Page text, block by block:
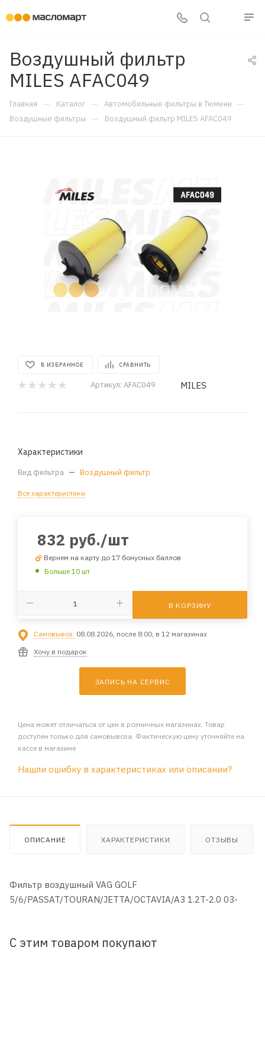
Воздушный фильтр
MILES AFAC049
Главная — Каталог — Автомобильные фильтры в Тюмени —
Воздушные фильтры — Воздушный фильтр MILES AFAC049
В ИЗБРАННОЕ СРАВНИТЬ
Артикул: AFAC049 MILES
Характеристики
Вид фильтра — Воздушный фильтр
Все характеристики
832 руб./шт
Вернем на карту до 17 бонусных баллов
Больше 10 шт
В КОРЗИНУ
Самовывоз: 08.08.2026, после 8:00, в 12 магазинах
Хочу в подарок
ЗАПИСЬ НА СЕРВИС
Цена может отличаться от цен в розничных магазинах. Товар
доступен только для самовывоза. Фактическую цену уточняйте на
кассе в магазине
Нашли ошибку в характеристиках или описании?
ОПИСАНИЕ ХАРАКТЕРИСТИКИ ОТЗЫВЫ
Фильтр воздушный VAG GOLF
5/6/PASSAT/TOURAN/JETTA/OCTAVIA/A3 1.2T-2.0 03-
С этим товаром покупают